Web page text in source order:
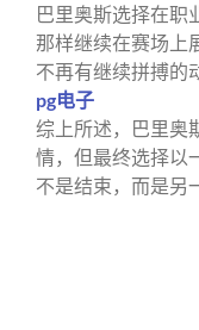
巴里奥斯选择在职
那样继续在赛场上
不再有继续拼搏的
pg电子
综上所述，巴里奥
情，但最终选择以
不是结束，而是另